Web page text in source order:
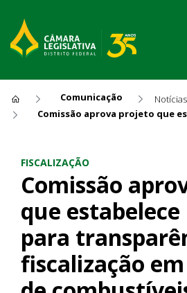
Comunicação Notícias
FISCALIZAÇÃO
Comissão
que
para
fiscalização